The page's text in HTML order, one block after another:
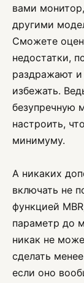
вами
другими
Сможете
недостатки,
раздражают
избежать.
безупречную
настроить,
минимуму.
А никаких
включать не
функцией
параметр до
никак не
сделать
если оно